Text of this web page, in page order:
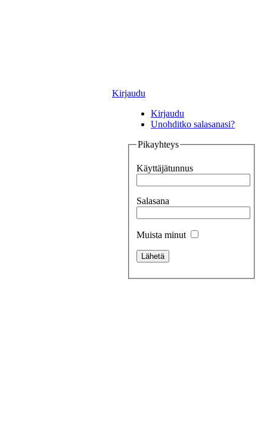
Kirjaudu
Kirjaudu
Unohditko salasanasi?
Pikayhteys
Käyttäjätunnus
Salasana
Muista minut